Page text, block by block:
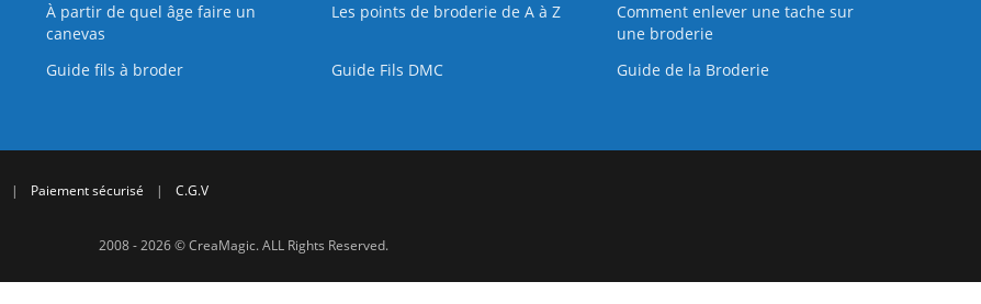
À partir de quel âge faire un
canevas
Les points de broderie de A à Z
Comment enlever une tache sur
une broderie
Guide fils à broder
Guide Fils DMC Guide de la Broderie
| Paiement sécurisé | C.G.V
2008 - 2026 © CreaMagic. ALL Rights Reserved.